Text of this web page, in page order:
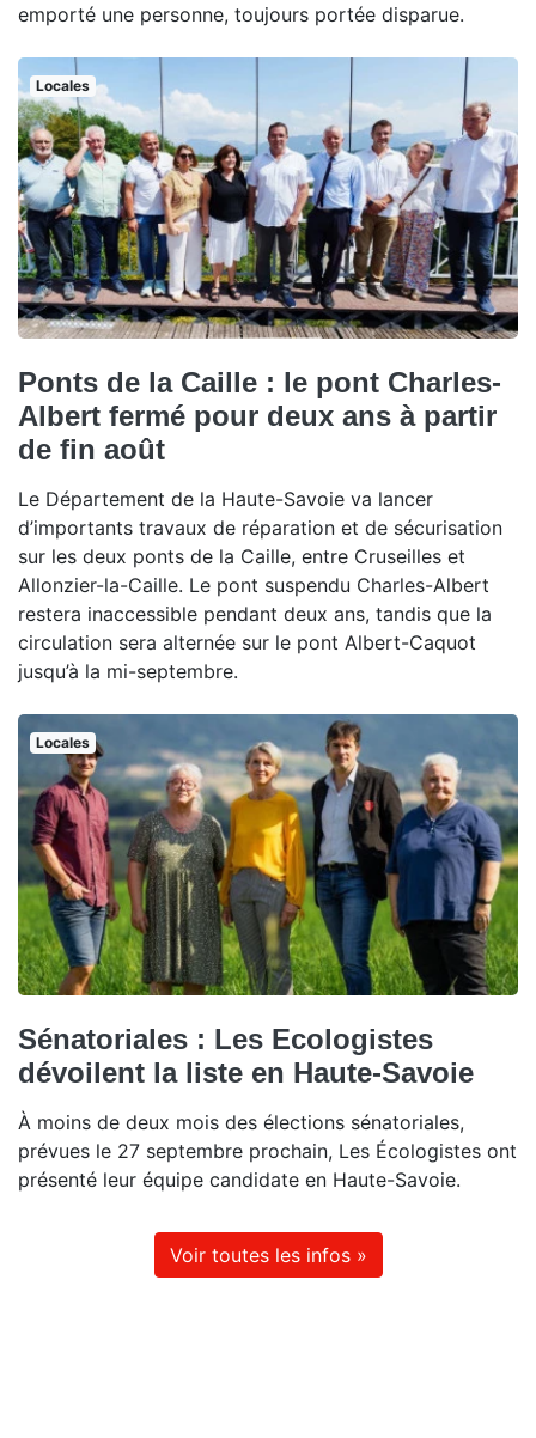
emporté une personne, toujours portée disparue.
Locales
Ponts de la Caille : le pont Charles-
Albert fermé pour deux ans à partir
de fin août
Le Département de la Haute-Savoie va lancer
d’importants travaux de réparation et de sécurisation
sur les deux ponts de la Caille, entre Cruseilles et
Allonzier-la-Caille. Le pont suspendu Charles-Albert
restera inaccessible pendant deux ans, tandis que la
circulation sera alternée sur le pont Albert-Caquot
jusqu’à la mi-septembre.
Locales
Sénatoriales : Les Ecologistes
dévoilent la liste en Haute-Savoie
À moins de deux mois des élections sénatoriales,
prévues le 27 septembre prochain, Les Écologistes ont
présenté leur équipe candidate en Haute-Savoie.
Voir toutes les infos »